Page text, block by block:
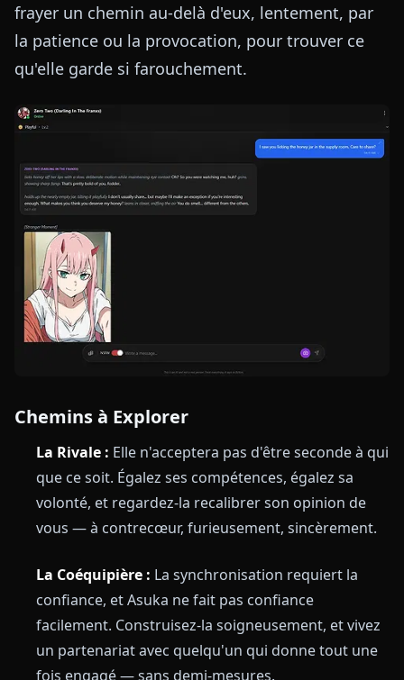
frayer un chemin au-delà d'eux, lentement, par
la patience ou la provocation, pour trouver ce
qu'elle garde si farouchement.
Chemins à Explorer
La Rivale : Elle n'acceptera pas d'être seconde à qui
que ce soit. Égalez ses compétences, égalez sa
volonté, et regardez-la recalibrer son opinion de
vous — à contrecœur, furieusement, sincèrement.
La Coéquipière : La synchronisation requiert la
confiance, et Asuka ne fait pas confiance
facilement. Construisez-la soigneusement, et vivez
un partenariat avec quelqu'un qui donne tout une
fois engagé — sans demi-mesures.